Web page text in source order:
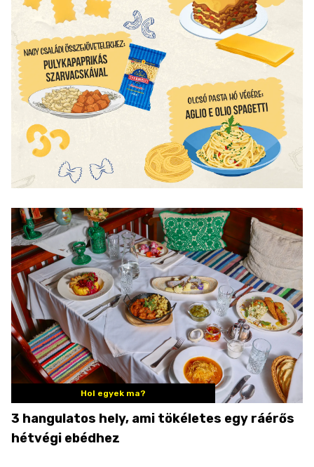
Hol egyek ma?
3 hangulatos hely, ami tökéletes egy ráérős
hétvégi ebédhez